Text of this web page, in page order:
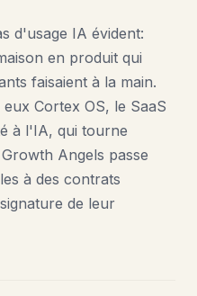
d'usage IA évident:
en produit qui
faisaient à la main.
Cortex OS, le SaaS
à l'IA, qui tourne
Angels passe
à des contrats
de leur